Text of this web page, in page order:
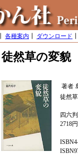
各種案内 ダウンロード
徒然草の変貌
著者
徒然
四六
2718